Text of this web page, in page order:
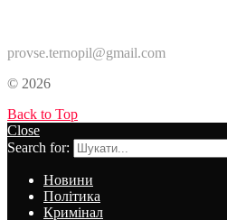
provse.ternopil@gmail.com
© 2026
Back to Top
Close
Search for:
Новини
Політика
Кримінал